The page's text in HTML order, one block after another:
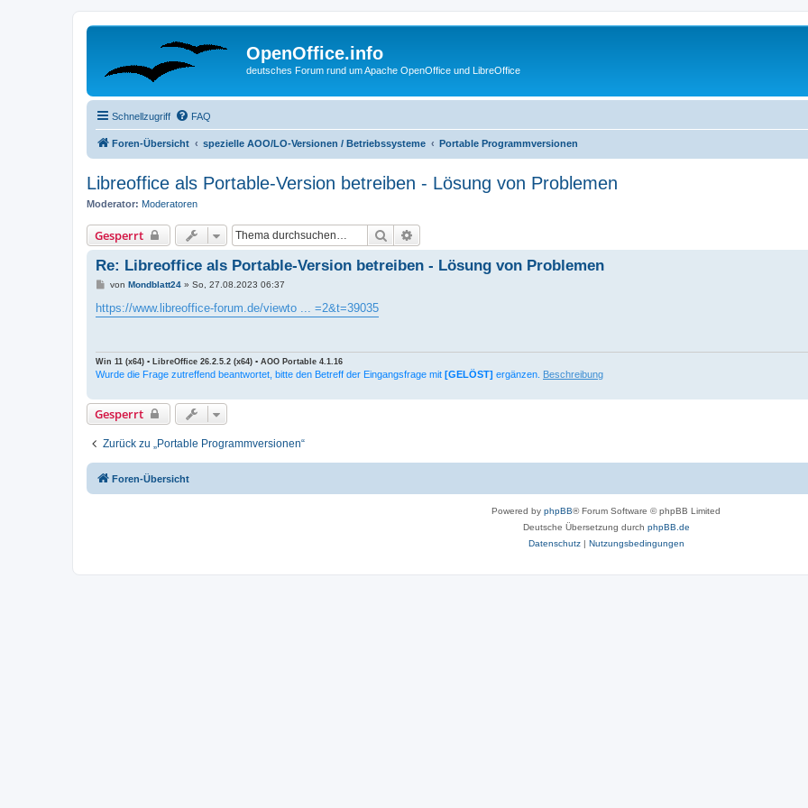
OpenOffice.info
deutsches Forum rund um Apache OpenOffice und LibreOffice
Schnellzugriff FAQ
Foren-Übersicht spezielle AOO/LO-Versionen / Betriebssysteme Portable Programmversionen
Libreoffice als Portable-Version betreiben - Lösung von Problemen
Moderator: Moderatoren
Gesperrt Suche
Re: Libreoffice als Portable-Version betreiben - Lösung von Problemen
B
i
t
von Mondblatt24» So, 27.08.2023 06:37
https://www.libreoffice-forum.de/viewto ... =2&t=39035
Win 11 (x64) ▪ LibreOffice 26.2.5.2 (x64) ▪ AOO Portable 4.1.16
Wurde die Frage zutreffend beantwortet, bitte den Betreff der Eingangsfrage mit [GELÖST] ergänzen. Beschreibung
Gesperrt
Zurück zu „Portable Programmversionen“
Foren-Übersicht
Powered by phpBB® Forum Software © phpBB Limited
Deutsche Übersetzung durch phpBB.de
Datenschutz| Nutzungsbedingungen